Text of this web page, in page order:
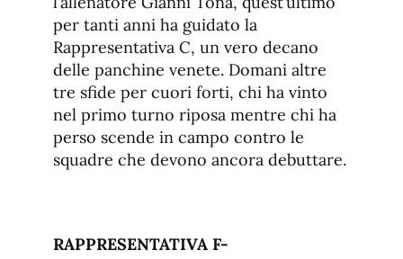
per tanti anni ha guidato la
Rappresentativa C, un vero decano
delle panchine venete. Domani altre
tre sfide per cuori forti, chi ha vinto
nel primo turno riposa mentre chi ha
perso scende in campo contro le
squadre che devono ancora debuttare.
RAPPRESENTATIVA F-